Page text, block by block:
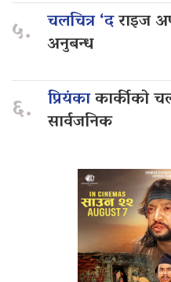
५. चलचित्र ‘दराइज
अनुबन्ध
६. प्रियंकाकार्कीको
सार्वजनिक